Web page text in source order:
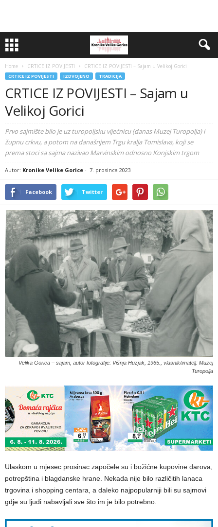
Home CRTICE IZ POVIJESTI CRTICE IZ POVIJESTI – Sajam u Velikoj Gorici
CRTICE IZ POVIJESTI IZDVOJENO TRADICIJA
CRTICE IZ POVIJESTI – Sajam u
Velikoj Gorici
Prvo sajmište bilo je uz turopoljsku vijećnicu (danas Muzej Turopolja) i
župnu crkvu, a potom na današnjem Trgu kralja Tomislava, koji se
prema stoci sa sajma nazivao Marvinskim odnosno Konjskim trgom
Autor: Kronike Velike Gorice - 7. prosinca 2023
Facebook Twitter
Velika Gorica – sajam, autor fotografije: Višnja Huzjak, 1965., vlasnik/imatelj: Muzej
Turopolja
Ulaskom u mjesec prosinac započele su i božićne kupovine darova,
potrepština i blagdanske hrane. Nekada nije bilo različitih lanaca
trgovina i shopping centara, a daleko najpopularniji bili su sajmovi
gdje su ljudi nabavljali sve što im je bilo potrebno.